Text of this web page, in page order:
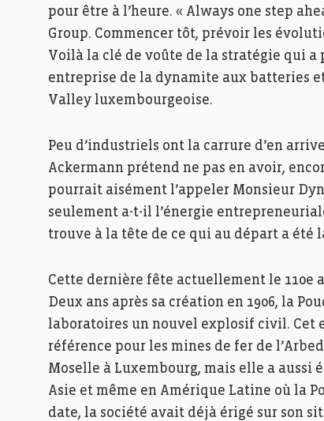
pour être à l’heure. « Always one step
Group. Commencer tôt, prévoir les
Voilà la clé de voûte de la stratégie qui
entreprise de la dynamite aux batteries
Valley luxembourgeoise.
Peu d’industriels ont la carrure d’en
Ackermann prétend ne pas en avoir,
pourrait aisément l’appeler Monsieur
seulement a-t-il l’énergie
trouve à la tête de ce qui au départ a été
Cette dernière fête actuellement le 110e
Deux ans après sa création en 1906, la
laboratoires un nouvel explosif civil. Cet
référence pour les mines de fer de
Moselle à Luxembourg, mais elle a aussi
Asie et même en Amérique Latine où la
date, la société avait déjà érigé sur son